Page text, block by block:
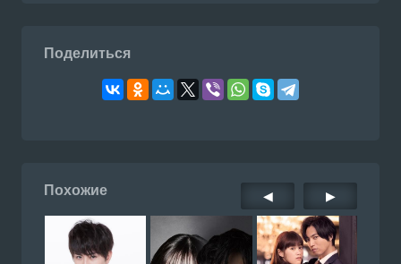
Поделиться
Похожие ◀ ▶